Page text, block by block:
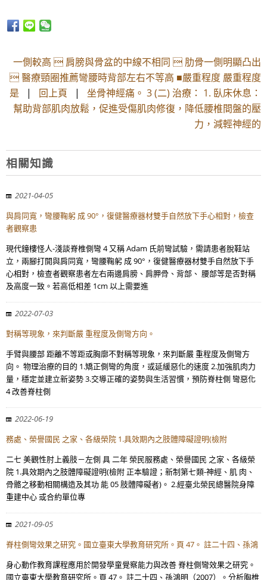
一側較高  肩膀與骨盆的中線不相同  肋骨一側明顯凸出
 醫療頸圈推薦彎腰時背部左右不等高 ■嚴重程度 嚴重程度
是 | 回上頁 | 坐骨神經痛。 3 (二) 治療： 1. 臥床休息：
幫助背部肌肉放鬆，促進受傷肌肉修復，降低腰椎間盤的壓
力，減輕神經的
相關知識
2021-04-05
與肩同寬，彎腰鞠躬 成 90°，復健醫療器材雙手自然放下手心相對，檢查
者觀察患
現代鐘樓怪人-淺談脊椎側彎 4 又稱 Adam 氏前彎試驗，需請患者脫鞋站
立，兩腳打開與肩同寬，彎腰鞠躬 成 90°，復健醫療器材雙手自然放下手
心相對，檢查者觀察患者左右兩邊肩膀、肩胛骨、背部、 腰部等是否對稱
及高度一致。若高低相差 1cm 以上需要進
2022-07-03
對稱等現象，來判斷嚴 重程度及側彎方向。
手臂與腰部 距離不等距或胸廓不對稱等現象，來判斷嚴 重程度及側彎方
向。 物理治療的目的 1.矯正側彎的角度，或延緩惡化的速度 2.加強肌肉力
量，穩定並建立新姿勢 3.交導正確的姿勢與生活習慣，預防脊柱側 彎惡化
4 改善脊柱側
2022-06-19
務處、榮譽國民 之家、各級榮院 1.具效期內之肢體障礙證明(檢附
二七 美觀性肘上義肢－左側 具 二年 榮民服務處、榮譽國民 之家、各級榮
院 1.具效期內之肢體障礙證明(檢附 正本驗證；新制第七類-神經、肌 肉、
骨骼之移動相關構造及其功 能 05 肢體障礙者)。 2.經臺北榮民總醫院身障
重建中心 或合約單位專
2021-09-05
脊柱側彎效果之研究。國立臺東大學教育研究所。頁 47。 註二十四、孫鴻
身心動作教育課程應用於開發學童覺察能力與改善 脊柱側彎效果之研究。
國立臺東大學教育研究所。頁 47。 註二十四、孫鴻明（2007）。分析胸椎